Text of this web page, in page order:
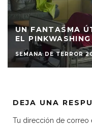
UN FANTASMA
EL PINKWASHING
SEMANA DE TERROR
DEJA UNA
Tu dirección de correo